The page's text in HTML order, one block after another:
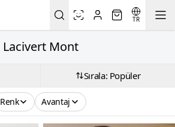
TR
Lacivert Mont
Sırala: Popüler
Renk Avantaj